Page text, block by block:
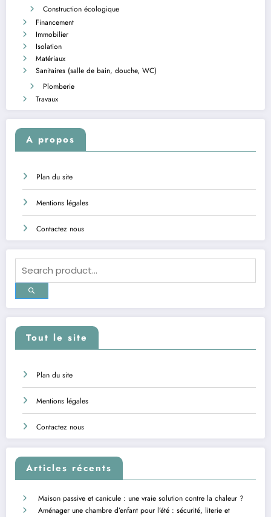
Construction écologique
Financement
Immobilier
Isolation
Matériaux
Sanitaires (salle de bain, douche, WC)
Plomberie
Travaux
A propos
Plan du site
Mentions légales
Contactez nous
Tout le site
Plan du site
Mentions légales
Contactez nous
Articles récents
Maison passive et canicule : une vraie solution contre la chaleur ?
Aménager une chambre d’enfant pour l’été : sécurité, literie et